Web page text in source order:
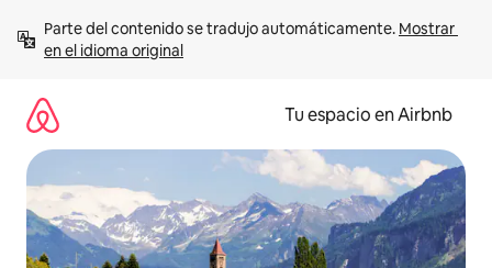
contenido
Parte del contenido se tradujo automáticamente. Mostrar
en el idioma original
Tu espacio en Airbnb